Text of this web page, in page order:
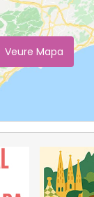
Veure Mapa